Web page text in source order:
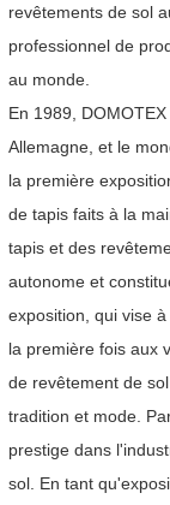
revêtements de sol
professionnel de
au monde.
En 1989,
Allemagne, et le
la première
de tapis faits à la
tapis et des
autonome et
exposition, qui vise
la première fois aux
de revêtement de
tradition et mode.
prestige dans
sol. En tant